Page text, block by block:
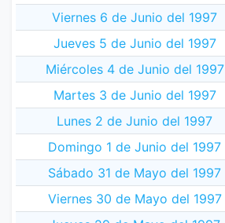
Viernes 6 de Junio del 1997
Jueves 5 de Junio del 1997
Miércoles 4 de Junio del 1997
Martes 3 de Junio del 1997
Lunes 2 de Junio del 1997
Domingo 1 de Junio del 1997
Sábado 31 de Mayo del 1997
Viernes 30 de Mayo del 1997